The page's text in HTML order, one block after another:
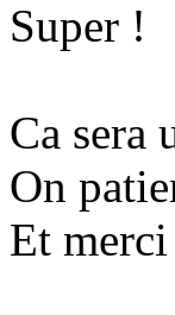
Super !
Ca sera
On
Et